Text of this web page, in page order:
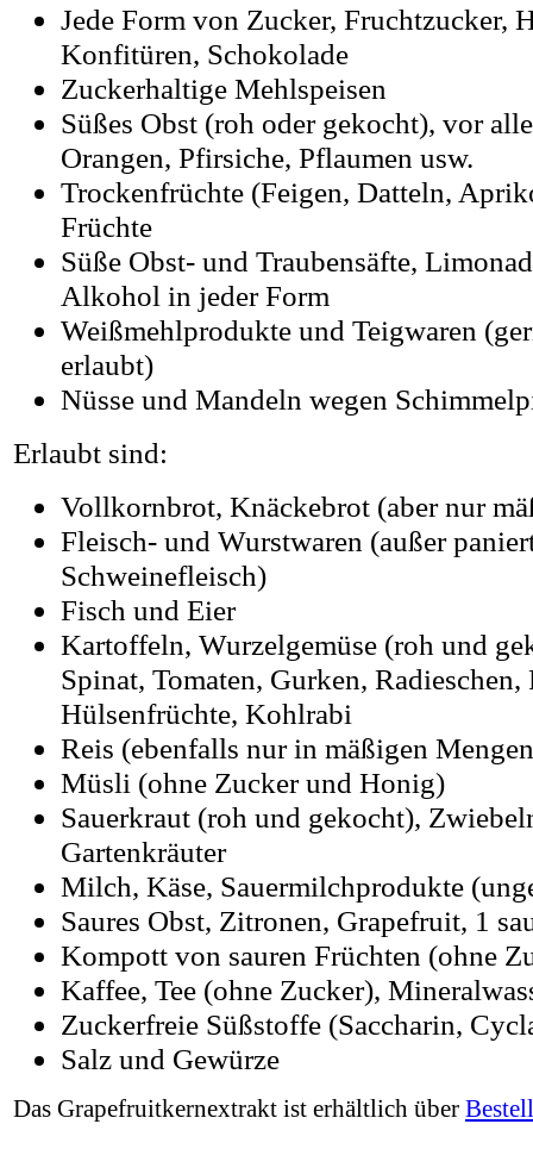
Jede Form von Zucker, Fruchtzucker,
Konfitüren, Schokolade
Zuckerhaltige Mehlspeisen
Süßes Obst (roh oder gekocht), vor
Orangen, Pfirsiche, Pflaumen usw.
Trockenfrüchte (Feigen, Datteln,
Früchte
Süße Obst- und Traubensäfte,
Alkohol in jeder Form
Weißmehlprodukte und Teigwaren
erlaubt)
Nüsse und Mandeln wegen
Erlaubt sind:
Vollkornbrot, Knäckebrot (aber nur
Fleisch- und Wurstwaren (außer
Schweinefleisch)
Fisch und Eier
Kartoffeln, Wurzelgemüse (roh und
Spinat, Tomaten, Gurken, Radieschen,
Hülsenfrüchte, Kohlrabi
Reis (ebenfalls nur in mäßigen
Müsli (ohne Zucker und Honig)
Sauerkraut (roh und gekocht),
Gartenkräuter
Milch, Käse, Sauermilchprodukte
Saures Obst, Zitronen, Grapefruit, 1
Kompott von sauren Früchten (ohne
Kaffee, Tee (ohne Zucker),
Zuckerfreie Süßstoffe (Saccharin,
Salz und Gewürze
Das Grapefruitkernextrakt ist erhältlich über